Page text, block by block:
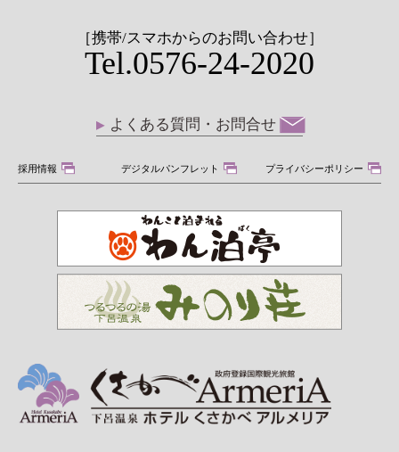
［携帯/スマホからのお問い合わせ］
Tel.0576-24-2020
よくある質問・お問合せ
採用情報 デジタルパンフレット プライバシーポリシー